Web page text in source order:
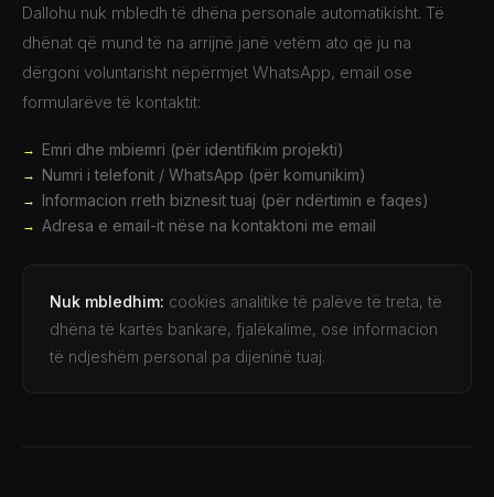
Dallohu nuk mbledh të dhëna personale automatikisht. Të
dhënat që mund të na arrijnë janë vetëm ato që ju na
dërgoni voluntarisht nëpërmjet WhatsApp, email ose
formularëve të kontaktit:
Emri dhe mbiemri (për identifikim projekti)
Numri i telefonit / WhatsApp (për komunikim)
Informacion rreth biznesit tuaj (për ndërtimin e faqes)
Adresa e email-it nëse na kontaktoni me email
Nuk mbledhim: cookies analitike të palëve të treta, të
dhëna të kartës bankare, fjalëkalime, ose informacion
të ndjeshëm personal pa dijeninë tuaj.